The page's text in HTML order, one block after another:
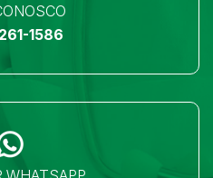
1586